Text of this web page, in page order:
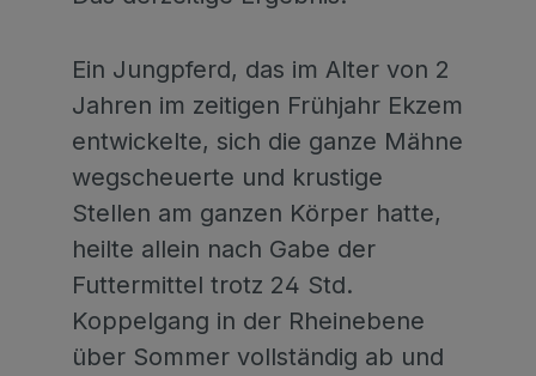
Ein Jungpferd, das im Alter von 2
Jahren im zeitigen Frühjahr Ekzem
entwickelte, sich die ganze Mähne
wegscheuerte und krustige
Stellen am ganzen Körper hatte,
heilte allein nach Gabe der
Futtermittel trotz 24 Std.
Koppelgang in der Rheinebene
über Sommer vollständig ab und